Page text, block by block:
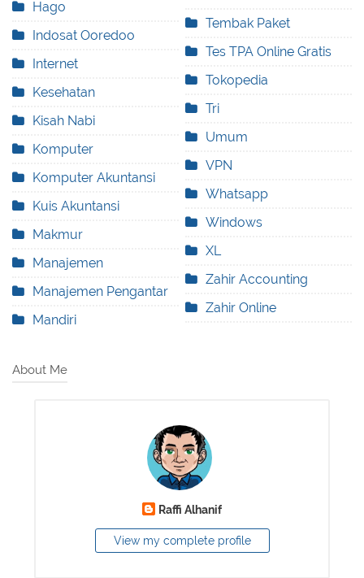
Hago
Indosat Ooredoo
Internet
Kesehatan
Kisah Nabi
Komputer
Komputer Akuntansi
Kuis Akuntansi
Makmur
Manajemen
Manajemen Pengantar
Mandiri
Tembak Paket
Tes TPA Online Gratis
Tokopedia
Tri
Umum
VPN
Whatsapp
Windows
XL
Zahir Accounting
Zahir Online
About Me
Raffi Alhanif
View my complete profile